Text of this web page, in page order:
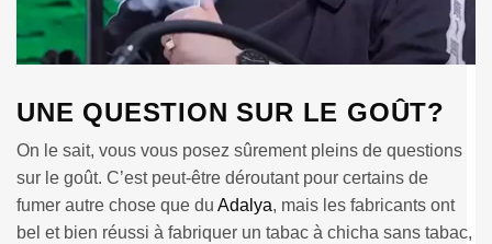
UNE QUESTION SUR LE GOÛT?
On le sait, vous vous posez sûrement pleins de questions
sur le goût. C’est peut-être déroutant pour certains de
fumer autre chose que du Adalya, mais les fabricants ont
bel et bien réussi à fabriquer un tabac à chicha sans tabac,